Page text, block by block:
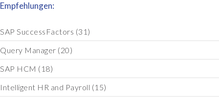
Empfehlungen:
SAP SuccessFactors (31)
Query Manager (20)
SAP HCM (18)
Intelligent HR and Payroll (15)